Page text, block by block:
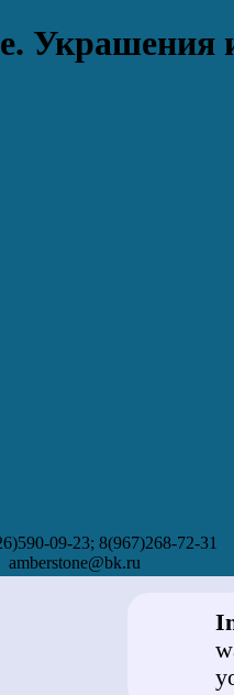
Украшения
09-23; 8(967)268-72-31
amberstone@bk.ru